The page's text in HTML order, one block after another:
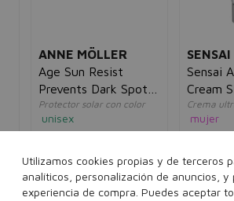
ANNE MÖLLER
Age Sun Resist
Prevents Dark Spots
& Photoaging BB
Cream SPF50+
Protector solar con color
unisex
30,19€ 14,95€
SENSAI
Sensai
Cream
Crema
mujer
184,77€
Utilizamos cookies propias y de terceros
analíticos, personalización de anuncios,
experiencia de compra. Puedes aceptar